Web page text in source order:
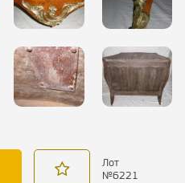
Лот
№6221